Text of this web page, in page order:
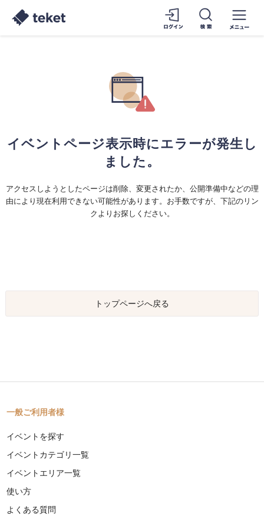
イベントページ表示時にエラーが発生し
ました。
アクセスしようとしたページは削除、変更されたか、公開準備中などの理
由により現在利用できない可能性があります。お手数ですが、下記のリン
クよりお探しください。
トップページへ戻る
一般ご利用者様
イベントを探す
イベントカテゴリ一覧
イベントエリア一覧
使い方
よくある質問